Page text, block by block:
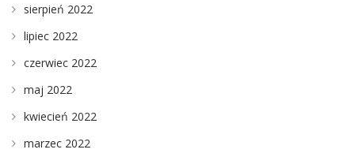
sierpień 2022
lipiec 2022
czerwiec 2022
maj 2022
kwiecień 2022
marzec 2022